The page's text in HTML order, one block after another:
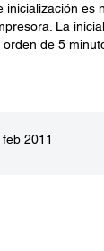
inicialización es
La
de 5
2011